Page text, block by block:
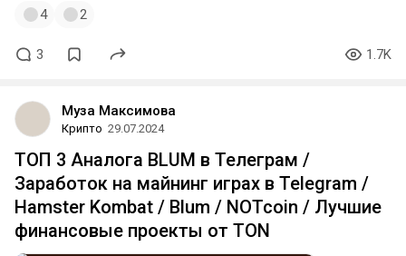
4 2
3 1.7K
Муза Максимова
Крипто 29.07.2024
ТОП 3 Аналога BLUM в Телеграм /
Заработок на майнинг играх в Telegram /
Hamster Kombat / Blum / NOTcoin / Лучшие
финансовые проекты от TON